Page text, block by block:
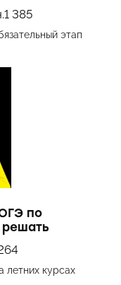
1 385
этап
по
летних курсах